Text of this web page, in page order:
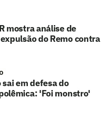
mostra análise de
do Remo contra
em defesa do
'Foi monstro'